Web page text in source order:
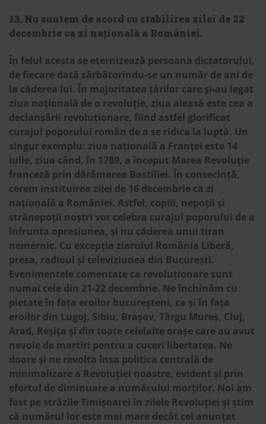
13. Nu suntem de acord cu stabilirea zilei de 22
decembrie ca zi națională a României.
În felul acesta se eternizează persoana dictatorului,
de fiecare dată sărbătorindu-se un număr de ani de
la căderea lui. În majoritatea țărilor care și-au legat
ziua națională de o revoluție, ziua aleasă este cea a
declanșării revoluționare, fiind astfel glorificat
curajul poporului român de a se ridica la luptă. Un
singur exemplu: ziua națională a Franței este 14
iulie, ziua când, în 1789, a început Marea Revoluție
franceză prin dărâmarea Bastiliei. În consecință,
cerem instituirea zilei de 16 decembrie ca zi
națională a României. Astfel, copiii, nepoții și
strănepoții noștri vor celebra curajul poporului de a
înfrunta opresiunea, și nu căderea unui tiran
nemernic. Cu excepția ziarului România Liberă,
presa, radioul și televiziunea din București.
Evenimentele comentate ca revoluționare sunt
numai cele din 21-22 decembrie. Ne închinăm cu
pietate în fața eroilor bucureșteni, ca și în fața
eroilor din Lugoj, Sibiu, Brașov, Târgu Mureș, Cluj,
Arad, Reșița și din toate celelalte orașe care au avut
nevoie de martiri pentru a cuceri libertatea. Ne
doare și ne revolta însa politica centrală de
minimalizare a Revoluției noastre, evident și prin
efortul de diminuare a numărului morților. Noi am
fost pe străzile Timișoarei în zilele Revoluției și știm
că numărul lor este mai mare decât cel anunțat